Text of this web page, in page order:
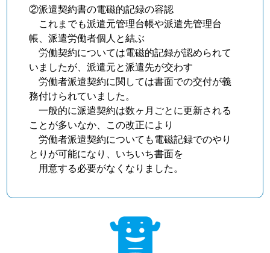
②派遣契約書の電磁的記録の容認
これまでも派遣元管理台帳や派遣先管理台
帳、派遣労働者個人と結ぶ
労働契約については電磁的記録が認められて
いましたが、派遣元と派遣先が交わす
労働者派遣契約に関しては書面での交付が義
務付けられていました。
一般的に派遣契約は数ヶ月ごとに更新される
ことが多いなか、この改正により
労働者派遣契約についても電磁記録でのやり
とりが可能になり、いちいち書面を
用意する必要がなくなりました。